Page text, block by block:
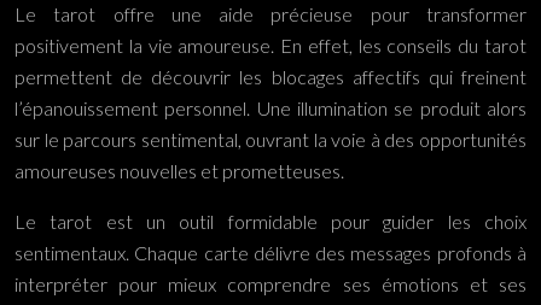
Le tarot offre une aide précieuse pour transformer
positivement la vie amoureuse. En effet, les conseils du tarot
permettent de découvrir les blocages affectifs qui freinent
l’épanouissement personnel. Une illumination se produit alors
sur le parcours sentimental, ouvrant la voie à des opportunités
amoureuses nouvelles et prometteuses.
Le tarot est un outil formidable pour guider les choix
sentimentaux. Chaque carte délivre des messages profonds à
interpréter pour mieux comprendre ses émotions et ses